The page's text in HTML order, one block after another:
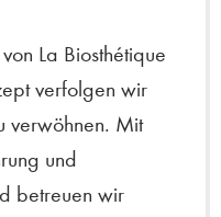
La Biosthétique
verfolgen wir
verwöhnen. Mit
und
betreuen wir